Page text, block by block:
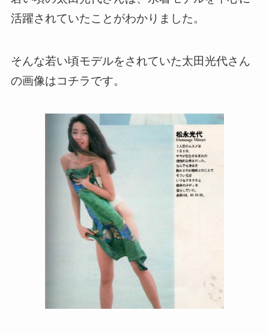
活躍されていたことがわかりました。
そんな若い頃モデルをされていた太田光代さん
の画像はコチラです。